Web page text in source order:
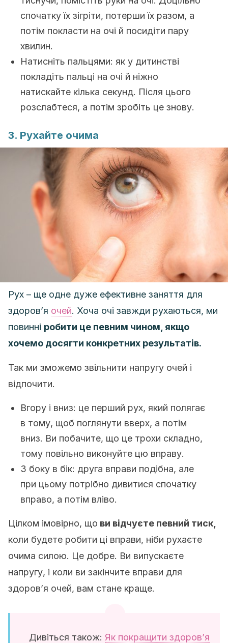
спочатку їх зігріти, потерши їх разом, а
потім покласти на очі й посидіти пару
хвилин.
Натисніть пальцями: як у дитинстві
покладіть пальці на очі й ніжно
натискайте кілька секунд. Після цього
розслабтеся, а потім зробіть це знову.
3. Рухайте очима
Рух – ще одне дуже ефективне заняття для
здоров’я очей. Хоча очі завжди рухаються, ми
повинні робити це певним чином, якщо
хочемо досягти конкретних результатів.
Так ми зможемо звільнити напругу очей і
відпочити.
Вгору і вниз: це перший рух, який полягає
в тому, щоб поглянути вверх, а потім
вниз. Ви побачите, що це трохи складно,
тому повільно виконуйте цю вправу.
З боку в бік: друга вправи подібна, але
при цьому потрібно дивитися спочатку
вправо, а потім вліво.
Цілком імовірно, що ви відчуєте певний тиск,
коли будете робити ці вправи, ніби рухаєте
очима силою. Це добре. Ви випускаєте
напругу, і коли ви закінчите вправи для
здоров’я очей, вам стане краще.
Дивіться також: Як покращити здоров’я